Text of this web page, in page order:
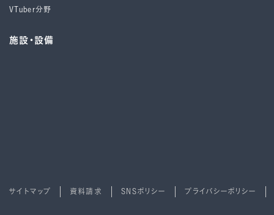
VTuber分野
施設・設備
サイトマップ 資料請求 SNSポリシー プライバシーポリシー